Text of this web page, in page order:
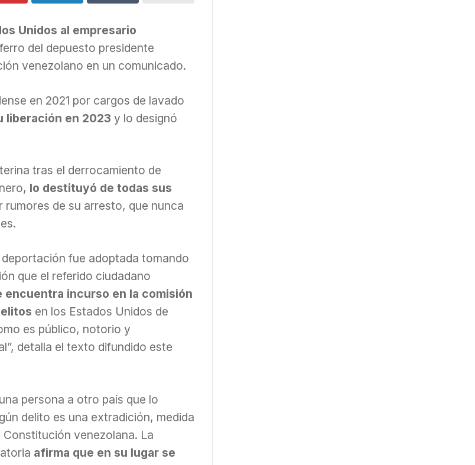
Unidos al empresario
del depuesto presidente
venezolano en un comunicado.
en 2021 por cargos de lavado
liberación en 2023 y lo designó
tras el derrocamiento de
lo destituyó de todas sus
rumores de su arresto, que nunca
deportación fue adoptada tomando
que el referido ciudadano
encuentra incurso en la comisión
en los Estados Unidos de
es público, notorio y
detalla el texto difundido este
persona a otro país que lo
delito es una extradición, medida
Constitución venezolana. La
afirma que en su lugar se